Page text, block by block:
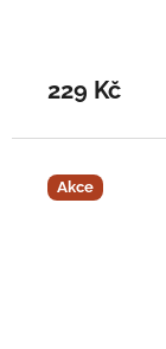
229 Kč
Akce